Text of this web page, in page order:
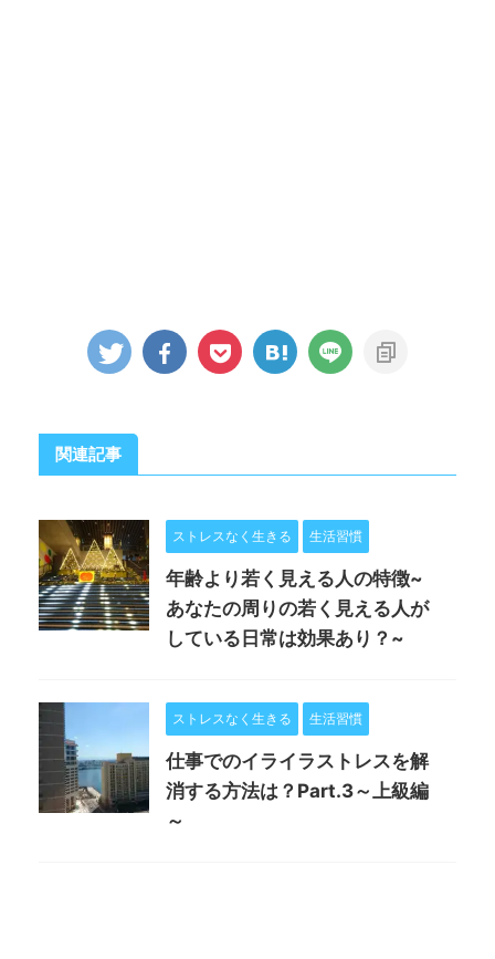
関連記事
ストレスなく生きる 生活習慣
年齢より若く見える人の特徴~
あなたの周りの若く見える人が
している日常は効果あり？~
ストレスなく生きる 生活習慣
仕事でのイライラストレスを解
消する方法は？Part.3～上級編
～